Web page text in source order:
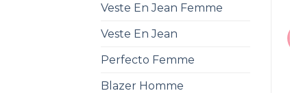
Veste En Jean Femme
Veste En Jean
Perfecto Femme
Blazer Homme